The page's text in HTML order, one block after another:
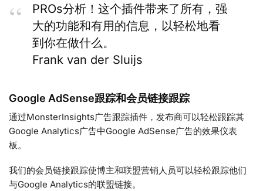
PROs分析！这个插件带来了所有，强
大的功能和有用的信息，以轻松地看
到你在做什么。
Frank van der Sluijs
Google AdSense跟踪和会员链接跟踪
通过MonsterInsights广告跟踪插件，发布商可以轻松跟踪其
Google Analytics广告中Google AdSense广告的效果仪表
板。
我们的会员链接跟踪使博主和联盟营销人员可以轻松跟踪他们
与Google Analytics的联盟链接。